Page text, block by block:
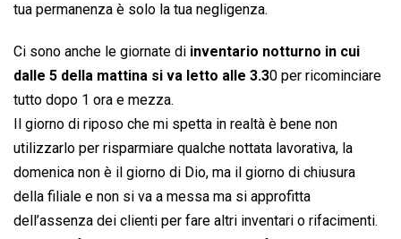
tua permanenza è solo la tua negligenza.
Ci sono anche le giornate di inventario notturno in cui
dalle 5 della mattina si va letto alle 3.30 per ricominciare
tutto dopo 1 ora e mezza.
Il giorno di riposo che mi spetta in realtà è bene non
utilizzarlo per risparmiare qualche nottata lavorativa, la
domenica non è il giorno di Dio, ma il giorno di chiusura
della filiale e non si va a messa ma si approfitta
dell’assenza dei clienti per fare altri inventari o rifacimenti.